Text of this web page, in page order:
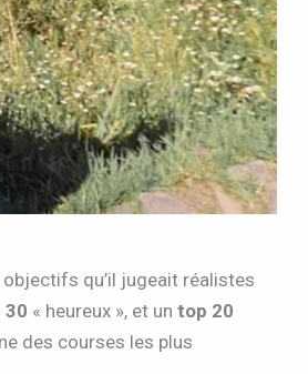
qu’il jugeait réalistes
30 « heureux », et un top 20
des courses les plus